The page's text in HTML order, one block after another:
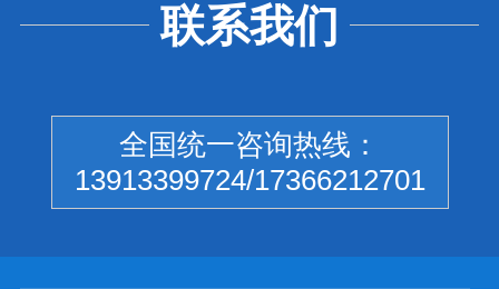
联系我们
全国统一咨询热线：
13913399724/17366212701